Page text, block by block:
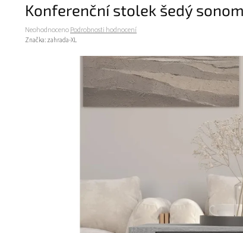
Konferenční stolek šedý
Průměrné hodnocení produktu je 0,0 z 5 hvězdiček.
NeohodnocenoPodrobnosti hodnocení
Značka: zahrada-XL